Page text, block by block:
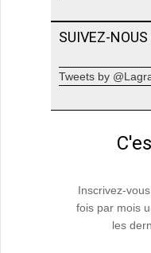
SUIVEZ-
Tweets by
Inscrivez-
fois par mois
les